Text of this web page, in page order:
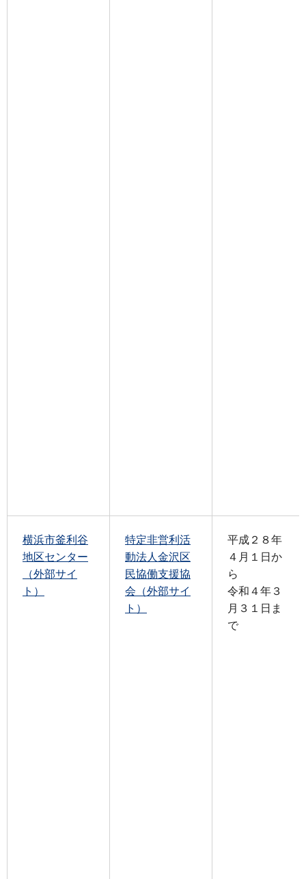
横浜市釜利谷
地区センター
（外部サイ
ト）
特定非営利活
動法人金沢区
民協働支援協
会（外部サイ
ト）
平成２８年
４月１日か
ら
令和４年３
月３１日ま
で